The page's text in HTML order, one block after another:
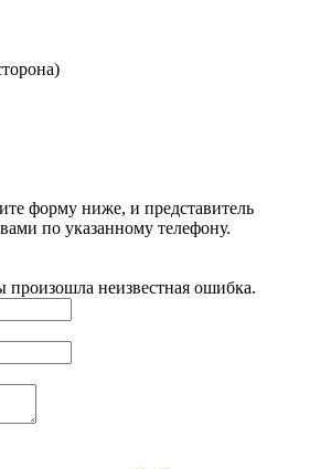
форму ниже, и представитель
по указанному телефону.
неизвестная ошибка.